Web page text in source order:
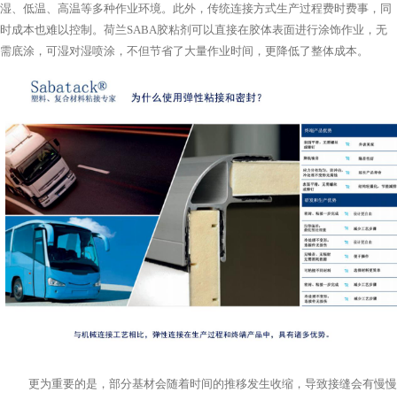
湿、低温、高温等多种作业环境。此外，传统连接方式生产过程费时费事，同
时成本也难以控制。荷兰SABA 胶粘剂可以直接在胶体表面进行涂饰作业，无
需底涂，可湿对湿喷涂，不但节省了大量作业时间，更降低了整体成本。
更为重要的是，部分基材会随着时间的推移发生收缩，导致接缝会有慢慢